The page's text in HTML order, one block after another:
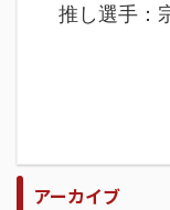
推し選手：
アーカイブ